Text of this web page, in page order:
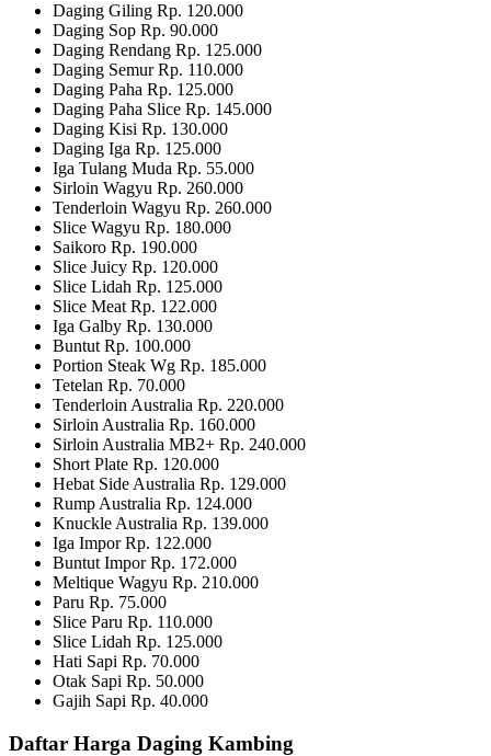
Daging Giling Rp. 120.000
Daging Sop Rp. 90.000
Daging Rendang Rp. 125.000
Daging Semur Rp. 110.000
Daging Paha Rp. 125.000
Daging Paha Slice Rp. 145.000
Daging Kisi Rp. 130.000
Daging Iga Rp. 125.000
Iga Tulang Muda Rp. 55.000
Sirloin Wagyu Rp. 260.000
Tenderloin Wagyu Rp. 260.000
Slice Wagyu Rp. 180.000
Saikoro Rp. 190.000
Slice Juicy Rp. 120.000
Slice Lidah Rp. 125.000
Slice Meat Rp. 122.000
Iga Galby Rp. 130.000
Buntut Rp. 100.000
Portion Steak Wg Rp. 185.000
Tetelan Rp. 70.000
Tenderloin Australia Rp. 220.000
Sirloin Australia Rp. 160.000
Sirloin Australia MB2+ Rp. 240.000
Short Plate Rp. 120.000
Hebat Side Australia Rp. 129.000
Rump Australia Rp. 124.000
Knuckle Australia Rp. 139.000
Iga Impor Rp. 122.000
Buntut Impor Rp. 172.000
Meltique Wagyu Rp. 210.000
Paru Rp. 75.000
Slice Paru Rp. 110.000
Slice Lidah Rp. 125.000
Hati Sapi Rp. 70.000
Otak Sapi Rp. 50.000
Gajih Sapi Rp. 40.000
Daftar Harga Daging Kambing